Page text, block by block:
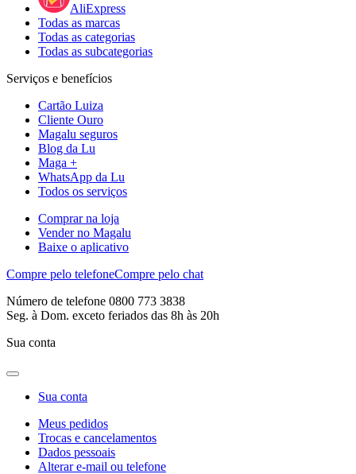
AliExpress
Todas as marcas
Todas as categorias
Todas as subcategorias
Serviços e benefícios
Cartão Luiza
Cliente Ouro
Magalu seguros
Blog da Lu
Maga +
WhatsApp da Lu
Todos os serviços
Comprar na loja
Vender no Magalu
Baixe o aplicativo
Compre pelo telefoneCompre pelo chat
Número de telefone 0800 773 3838
Seg. à Dom. exceto feriados das 8h às 20h
Sua conta
Sua conta
Meus pedidos
Trocas e cancelamentos
Dados pessoais
Alterar e-mail ou telefone